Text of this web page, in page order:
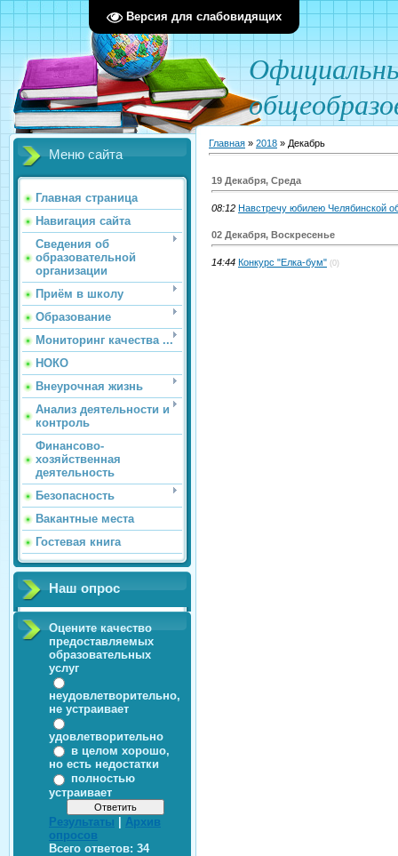
Версия для слабовидящих
Официал
Меню сайта
Главная страница
Навигация сайта
Сведения об
образовательной
организации
Приём в школу
Образование
Мониторинг качества ...
НОКО
Внеурочная жизнь
Анализ деятельности и
контроль
Финансово-
хозяйственная
деятельность
Безопасность
Вакантные места
Гостевая книга
Наш опрос
Оцените качество
предоставляемых
образовательных
услуг
неудовлетворительно,
не устраивает
удовлетворительно
в целом хорошо,
но есть недостатки
полностью
устраивает
Результаты
Архив
опросов
Всего ответов: 34
Главная » 2018 » Декабрь
19 Декабря, Среда
08:12 Навстречу юбилею Челябинской
02 Декабря, Воскресенье
14:44 Конкурс "Елка-бум" (0)